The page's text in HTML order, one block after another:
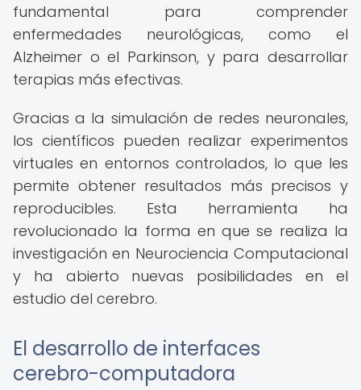
fundamental para comprender
enfermedades neurológicas, como el
Alzheimer o el Parkinson, y para desarrollar
terapias más efectivas.
Gracias a la simulación de redes neuronales,
los científicos pueden realizar experimentos
virtuales en entornos controlados, lo que les
permite obtener resultados más precisos y
reproducibles. Esta herramienta ha
revolucionado la forma en que se realiza la
investigación en Neurociencia Computacional
y ha abierto nuevas posibilidades en el
estudio del cerebro.
El desarrollo de interfaces
cerebro-computadora